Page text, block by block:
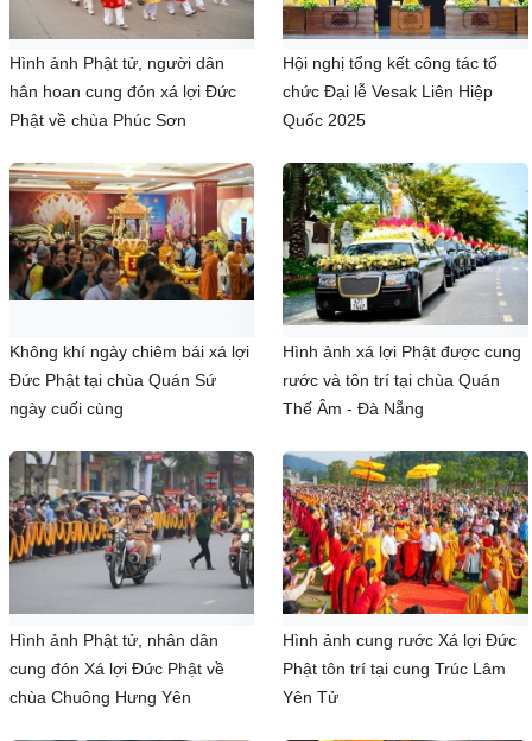
Hình ảnh Phật tử, người dân
hân hoan cung đón xá lợi Đức
Phật về chùa Phúc Sơn
Hội nghị tổng kết công tác tổ
chức Đại lễ Vesak Liên Hiệp
Quốc 2025
Không khí ngày chiêm bái xá lợi
Đức Phật tại chùa Quán Sứ
ngày cuối cùng
Hình ảnh xá lợi Phật được cung
rước và tôn trí tại chùa Quán
Thế Âm - Đà Nẵng
Hình ảnh Phật tử, nhân dân
cung đón Xá lợi Đức Phật về
chùa Chuông Hưng Yên
Hình ảnh cung rước Xá lợi Đức
Phật tôn trí tại cung Trúc Lâm
Yên Tử